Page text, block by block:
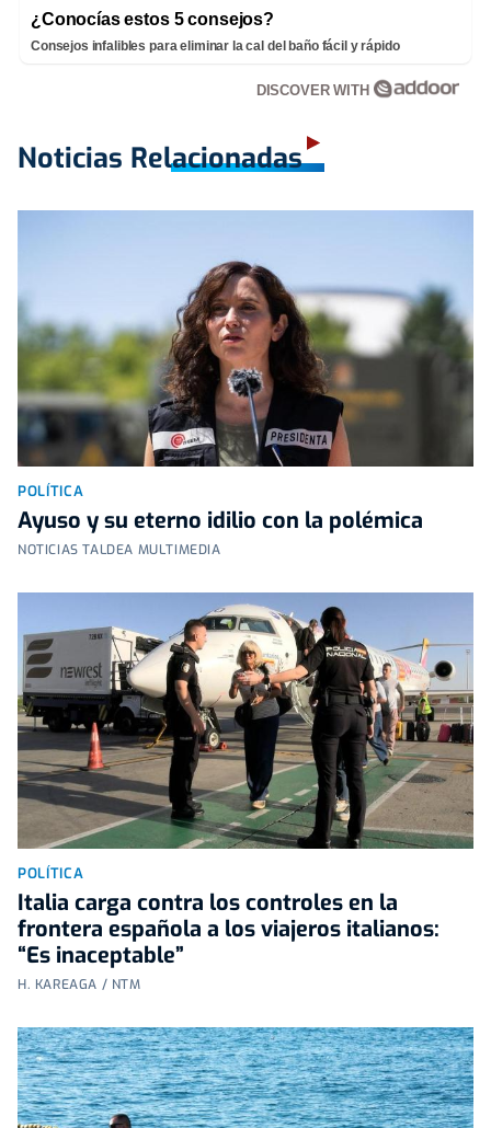
¿Conocías estos 5 consejos?
Consejos infalibles para eliminar la cal del baño fácil y rápido
DISCOVER WITH
Noticias Relacionadas
POLÍTICA
Ayuso y su eterno idilio con la polémica
NOTICIAS TALDEA MULTIMEDIA
POLÍTICA
Italia carga contra los controles en la
frontera española a los viajeros italianos:
“Es inaceptable”
H. KAREAGA / NTM